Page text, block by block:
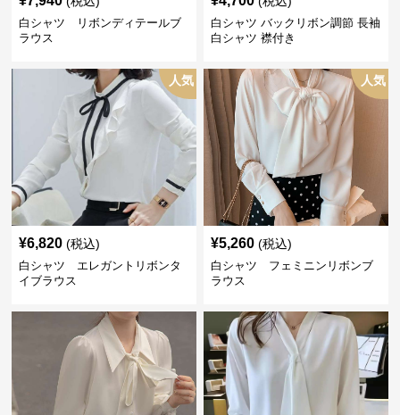
白シャツ リボンディテールブ
ラウス
白シャツ バックリボン調節 長袖
白シャツ 襟付き
人気
¥6,820 (税込)
白シャツ エレガントリボンタ
イブラウス
人気
¥5,260 (税込)
白シャツ フェミニンリボンブ
ラウス